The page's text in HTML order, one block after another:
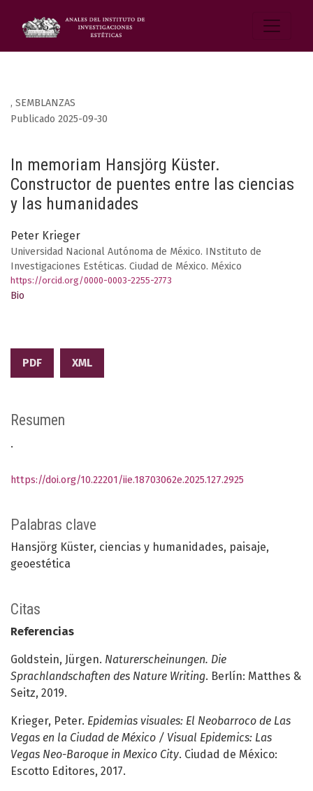
, SEMBLANZAS
In memoriam Hansjörg Küster.
Constructor de puentes entre las ciencias
y las humanidades
Publicado 2025-09-30
Peter Krieger
Universidad Nacional Autónoma de México. INstituto de
Investigaciones Estéticas. Ciudad de México. México
https://orcid.org/0000-0003-2255-2773
Bio
PDF XML
Palabras clave
Hansjörg Küster ciencias y humanidades paisaje
geoestética
Resumen
.
https://doi.org/10.22201/iie.18703062e.2025.127.2925
Citas
Referencias
Goldstein, Jürgen. Naturerscheinungen. Die
Sprachlandschaften des Nature Writing. Berlín: Matthes &
Seitz, 2019.
Krieger, Peter. Epidemias visuales: El Neobarroco de Las
Vegas en la Ciudad de México / Visual Epidemics: Las
Vegas Neo-Baroque in Mexico City. Ciudad de México:
Escotto Editores, 2017.